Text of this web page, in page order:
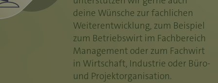
deine Wünsche zur fachlichen
Weiterentwicklung, zum Beispiel
zum Betriebswirt im Fachbereich
Management oder zum Fachwirt
in Wirtschaft, Industrie oder Büro-
und Projektorganisation.